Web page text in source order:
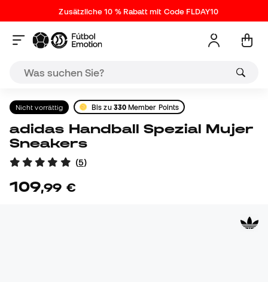
Zusätzliche 10 % Rabatt mit Code FLDAY10
Nicht vorrättig Bis zu 330Member Points
adidas Handball Spezial Mujer
Sneakers
(5)
109,99 €